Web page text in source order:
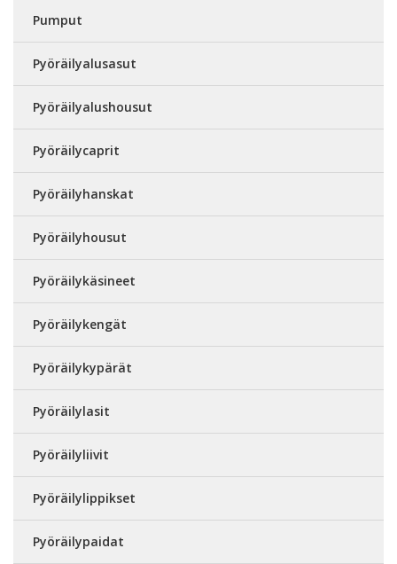
Pumput
Pyöräilyalusasut
Pyöräilyalushousut
Pyöräilycaprit
Pyöräilyhanskat
Pyöräilyhousut
Pyöräilykäsineet
Pyöräilykengät
Pyöräilykypärät
Pyöräilylasit
Pyöräilyliivit
Pyöräilylippikset
Pyöräilypaidat